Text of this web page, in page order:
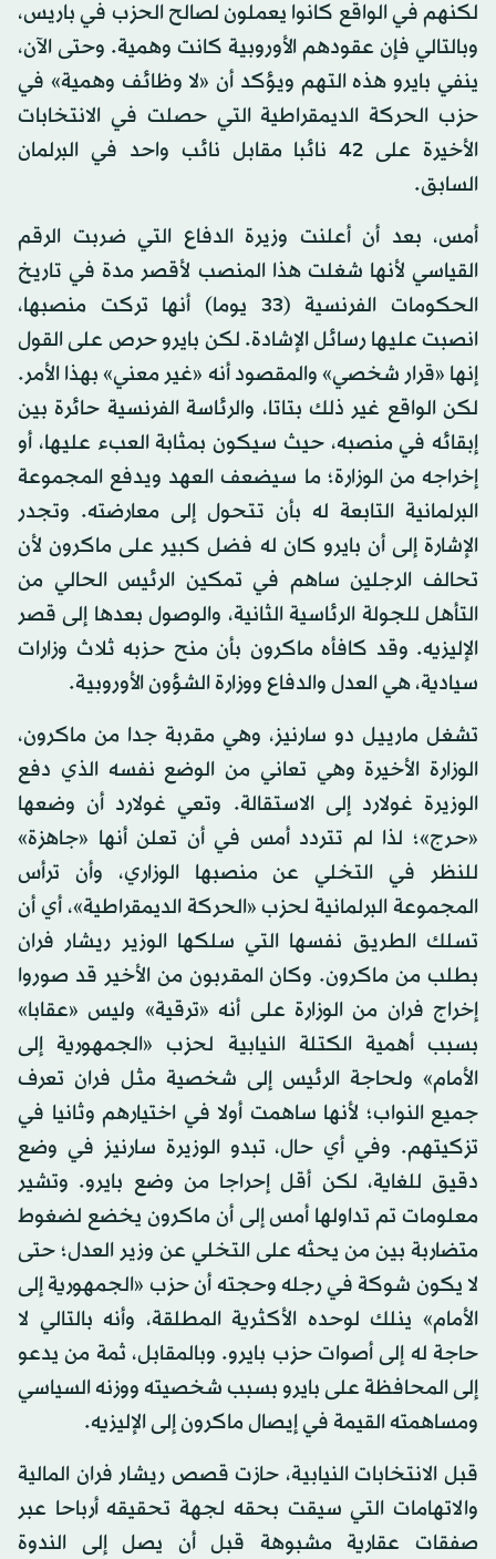
لكنهم في الواقع كانوا يعملون لصالح الحزب في باريس،
وبالتالي فإن عقودهم الأوروبية كانت وهمية. وحتى الآن،
ينفي بايرو هذه التهم ويؤكد أن «لا وظائف وهمية» في
حزب الحركة الديمقراطية التي حصلت في الانتخابات
الأخيرة على 42 نائبا مقابل نائب واحد في البرلمان
السابق.
أمس، بعد أن أعلنت وزيرة الدفاع التي ضربت الرقم
القياسي لأنها شغلت هذا المنصب لأقصر مدة في تاريخ
الحكومات الفرنسية (33 يوما) أنها تركت منصبها،
انصبت عليها رسائل الإشادة. لكن بايرو حرص على القول
إنها «قرار شخصي» والمقصود أنه «غير معني» بهذا الأمر.
لكن الواقع غير ذلك بتاتا، والرئاسة الفرنسية حائرة بين
إبقائه في منصبه، حيث سيكون بمثابة العبء عليها، أو
إخراجه من الوزارة؛ ما سيضعف العهد ويدفع المجموعة
البرلمانية التابعة له بأن تتحول إلى معارضته. وتجدر
الإشارة إلى أن بايرو كان له فضل كبير على ماكرون لأن
تحالف الرجلين ساهم في تمكين الرئيس الحالي من
التأهل للجولة الرئاسية الثانية، والوصول بعدها إلى قصر
الإليزيه. وقد كافأه ماكرون بأن منح حزبه ثلاث وزارات
سيادية، هي العدل والدفاع ووزارة الشؤون الأوروبية.
تشغل مارييل دو سارنيز، وهي مقربة جدا من ماكرون،
الوزارة الأخيرة وهي تعاني من الوضع نفسه الذي دفع
الوزيرة غولارد إلى الاستقالة. وتعي غولارد أن وضعها
«حرج»؛ لذا لم تتردد أمس في أن تعلن أنها «جاهزة»
للنظر في التخلي عن منصبها الوزاري، وأن ترأس
المجموعة البرلمانية لحزب «الحركة الديمقراطية»، أي أن
تسلك الطريق نفسها التي سلكها الوزير ريشار فران
بطلب من ماكرون. وكان المقربون من الأخير قد صوروا
إخراج فران من الوزارة على أنه «ترقية» وليس «عقابا»
بسبب أهمية الكتلة النيابية لحزب «الجمهورية إلى
الأمام» ولحاجة الرئيس إلى شخصية مثل فران تعرف
جميع النواب؛ لأنها ساهمت أولا في اختيارهم وثانيا في
تزكيتهم. وفي أي حال، تبدو الوزيرة سارنيز في وضع
دقيق للغاية، لكن أقل إحراجا من وضع بايرو. وتشير
معلومات تم تداولها أمس إلى أن ماكرون يخضع لضغوط
متضاربة بين من يحثه على التخلي عن وزير العدل؛ حتى
لا يكون شوكة في رجله وحجته أن حزب «الجمهورية إلى
الأمام» ينلك لوحده الأكثرية المطلقة، وأنه بالتالي لا
حاجة له إلى أصوات حزب بايرو. وبالمقابل، ثمة من يدعو
إلى المحافظة على بايرو بسبب شخصيته ووزنه السياسي
ومساهمته القيمة في إيصال ماكرون إلى الإليزيه.
قبل الانتخابات النيابية، حازت قصص ريشار فران المالية
والاتهامات التي سيقت بحقه لجهة تحقيقه أرباحا عبر
صفقات عقارية مشبوهة قبل أن يصل إلى الندوة